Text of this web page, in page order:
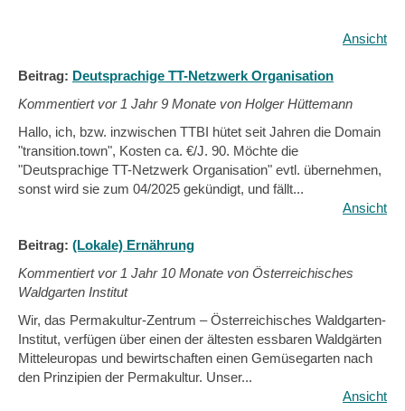
Ansicht
Beitrag: Deutsprachige TT-Netzwerk Organisation
Kommentiert vor 1 Jahr 9 Monate von Holger Hüttemann
Hallo, ich, bzw. inzwischen TTBI hütet seit Jahren die Domain
"transition.town", Kosten ca. €/J. 90. Möchte die
"Deutsprachige TT-Netzwerk Organisation" evtl. übernehmen,
sonst wird sie zum 04/2025 gekündigt, und fällt...
Ansicht
Beitrag: (Lokale) Ernährung
Kommentiert vor 1 Jahr 10 Monate von Österreichisches
Waldgarten Institut
Wir, das Permakultur-Zentrum – Österreichisches Waldgarten-
Institut, verfügen über einen der ältesten essbaren Waldgärten
Mitteleuropas und bewirtschaften einen Gemüsegarten nach
den Prinzipien der Permakultur. Unser...
Ansicht